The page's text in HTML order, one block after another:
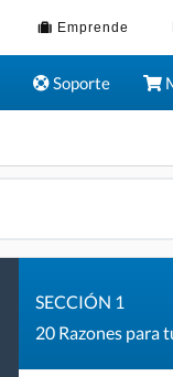
Emprende
Soporte
SECCIÓN 1
20 Razones para